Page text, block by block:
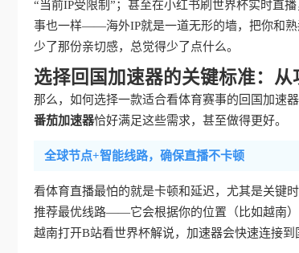
“当前IP受限制”；甚至在小红书刷世界杯实时直
事也一样——海外IP就是一道无形的墙，把你和熟
少了那份亲切感，总觉得少了点什么。
选择回国加速器的关键标准：从
那么，如何选择一款适合看体育赛事的回国加速
番茄加速器恰好满足这些需求，甚至做得更好。
全球节点+智能线路，确保直播不卡顿
看体育直播最怕的就是卡顿和延迟，尤其是关键
推荐最优线路——它会根据你的位置（比如越南
越南打开B站看世界杯解说，加速器会快速连接